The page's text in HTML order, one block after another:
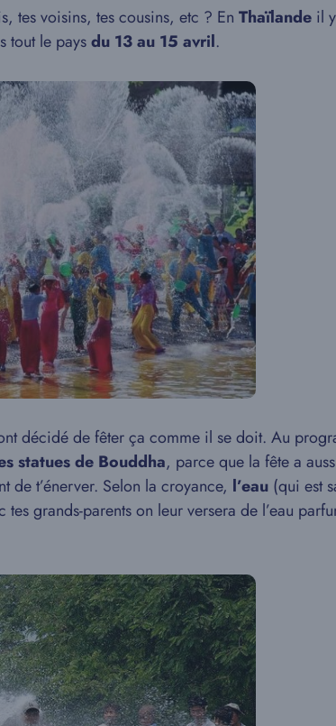
tes voisins, tes cousins, etc ? En Thaïlande il
tout le paysdu 13 au 15 avril.
décidé de fêter ça comme il se doit. Au
statues de Bouddha, parce que la fête a
de t’énerver. Selon la croyance, l’eau (qui est
tes grands-parents on leur versera de l’eau